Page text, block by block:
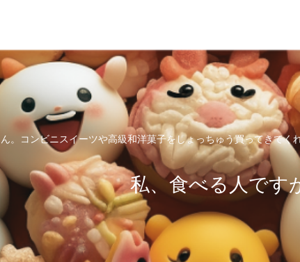
。コンビニスイーツや高級和洋菓子をしょっちゅう買ってきて
私、食べる人です